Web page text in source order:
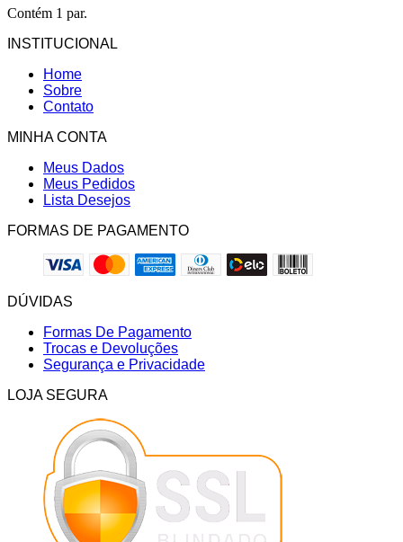
Contém 1 par.
INSTITUCIONAL
Home
Sobre
Contato
MINHA CONTA
Meus Dados
Meus Pedidos
Lista Desejos
FORMAS DE PAGAMENTO
DÚVIDAS
Formas De Pagamento
Trocas e Devoluções
Segurança e Privacidade
LOJA SEGURA